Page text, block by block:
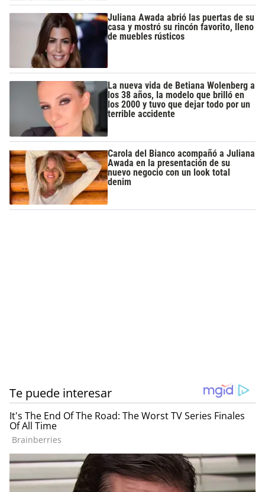
Juliana Awada abrió las puertas de su
casa y mostró su rincón favorito, lleno
de muebles rústicos
La nueva vida de Betiana Wolenberg a
los 38 años, la modelo que brilló en
los 2000 y tuvo que dejar todo por un
terrible accidente
Carola del Bianco acompañó a Juliana
Awada en la presentación de su
nuevo negocio con un look total
denim